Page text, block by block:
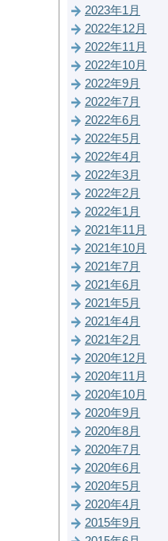
2023年1月
2022年12月
2022年11月
2022年10月
2022年9月
2022年7月
2022年6月
2022年5月
2022年4月
2022年3月
2022年2月
2022年1月
2021年11月
2021年10月
2021年7月
2021年6月
2021年5月
2021年4月
2021年2月
2020年12月
2020年11月
2020年10月
2020年9月
2020年8月
2020年7月
2020年6月
2020年5月
2020年4月
2015年9月